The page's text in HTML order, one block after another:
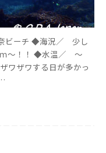
ーチ ◆海況／ 少し
～！！ ◆水温／ ～
ワザワする日が多かっ